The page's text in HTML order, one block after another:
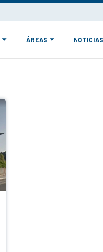
ÁREAS NOTICIAS